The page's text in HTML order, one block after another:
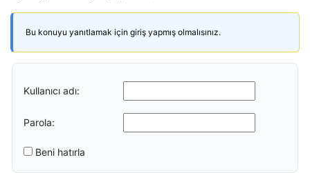
Bu konuyu yanıtlamak için giriş yapmış olmalısınız.
Kullanıcı adı:
Parola:
Beni hatırla